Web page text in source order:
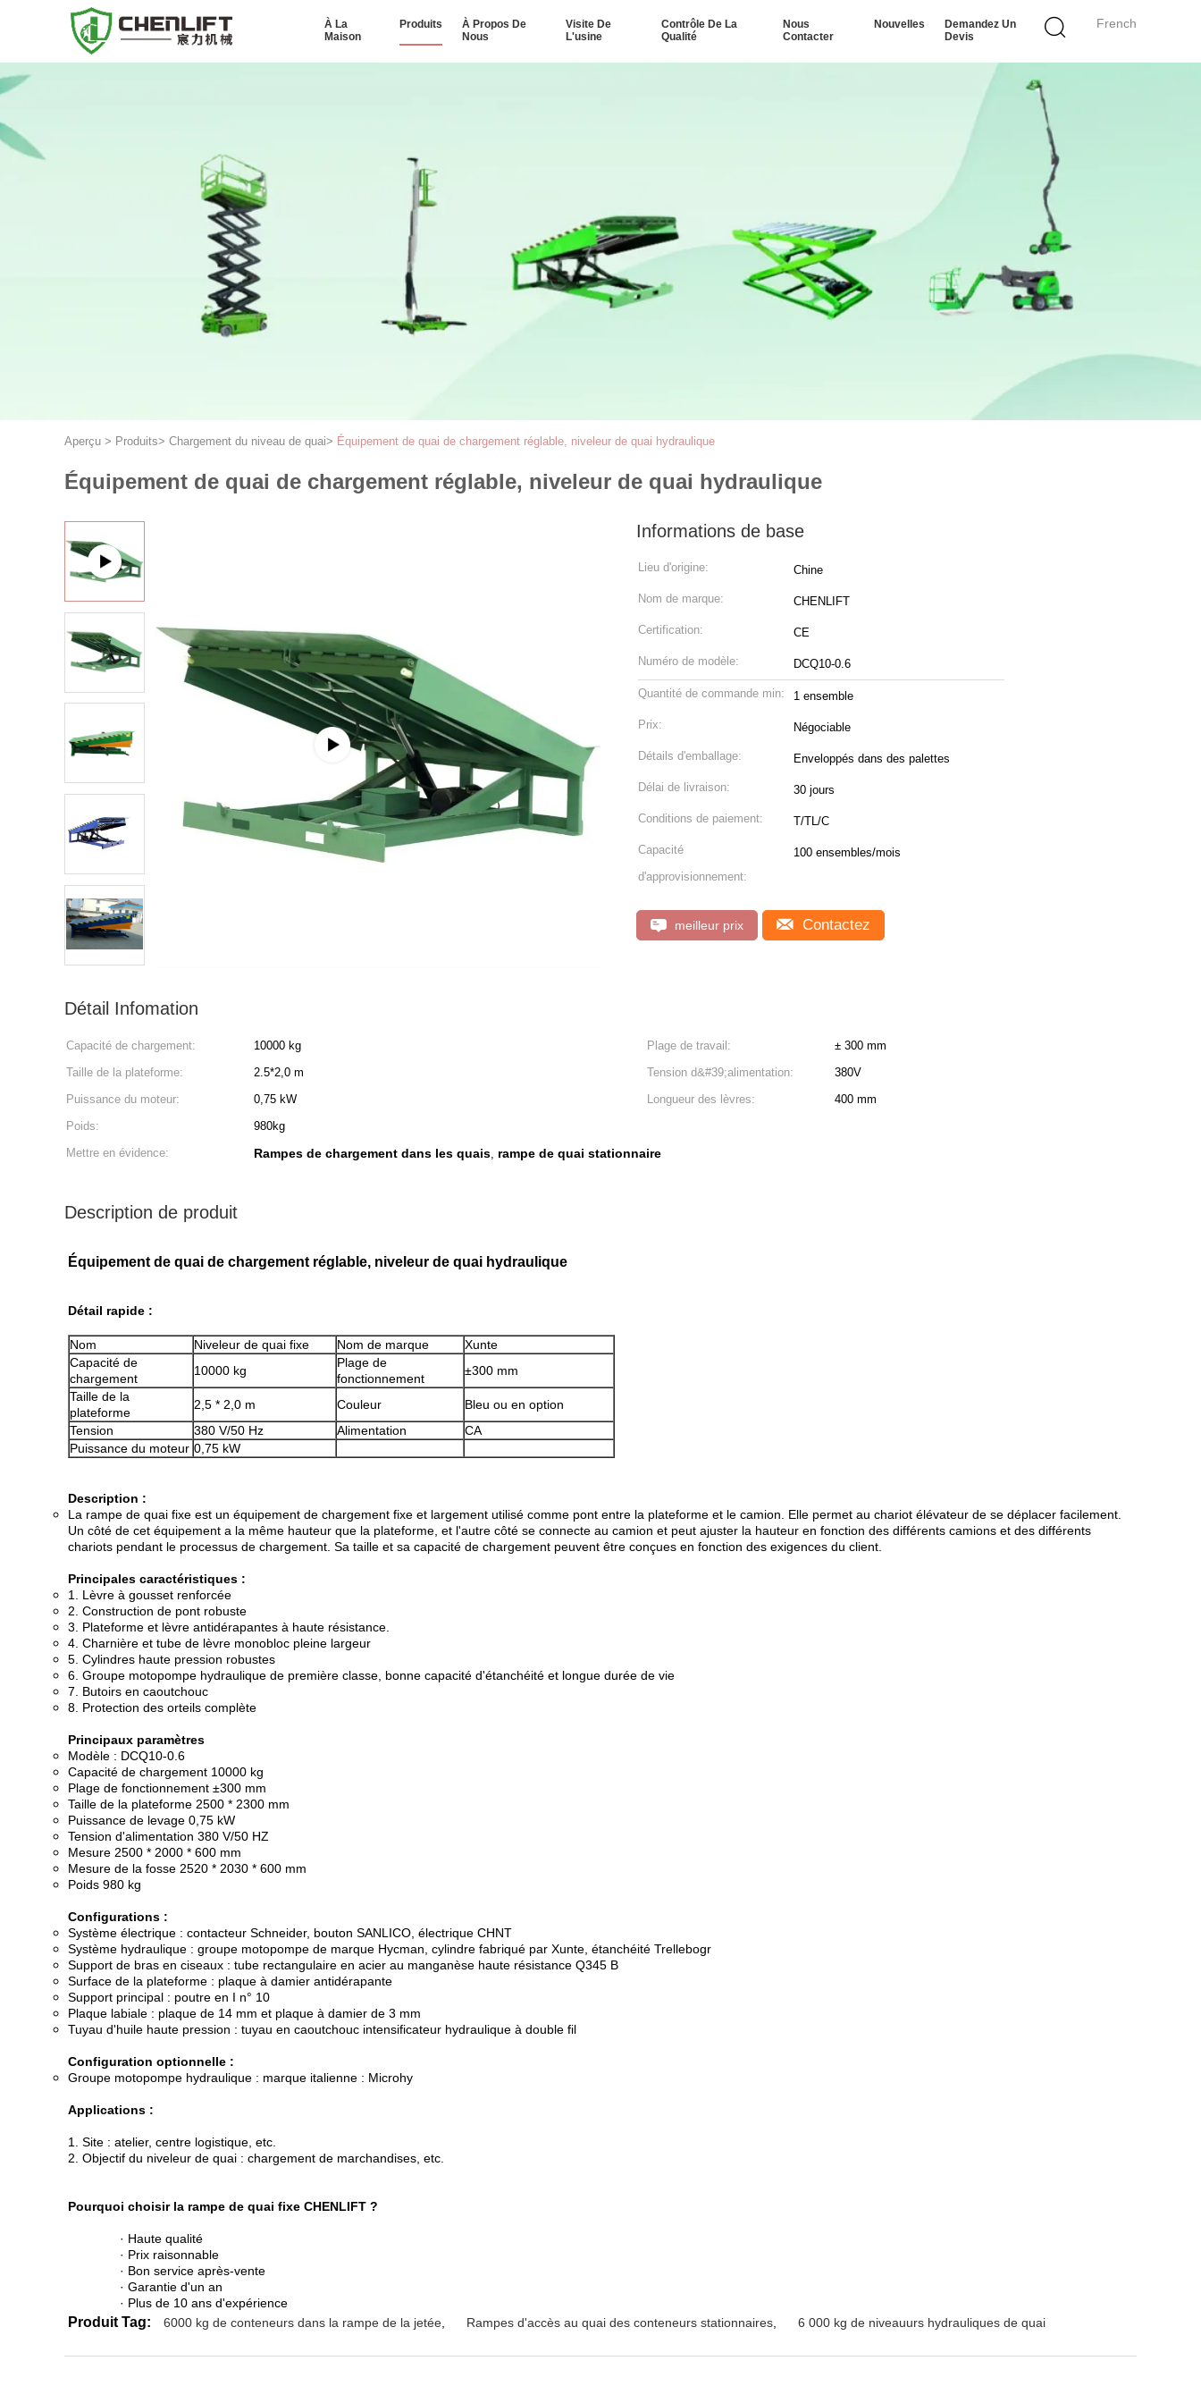
French
À La
Maison
Produits
À Propos De
Nous
Visite De
L'usine
Contrôle De La
Qualité
Nous
Contacter
Nouvelles
Demandez Un
Devis
Aperçu > Produits> Chargement du niveau de quai> Équipement de quai de chargement réglable, niveleur de quai hydraulique
Équipement de quai de chargement réglable, niveleur de quai hydraulique
Informations de base
Lieu d'origine: Chine
Nom de marque: CHENLIFT
Certification: CE
Numéro de modèle: DCQ10-0.6
Quantité de commande min: 1 ensemble
Prix: Négociable
Détails d'emballage: Enveloppés dans des palettes
Délai de livraison: 30 jours
Conditions de paiement: T/TL/C
Capacité
d'approvisionnement:
100 ensembles/mois
meilleur prix Contactez
Détail Infomation
Capacité de chargement: 10000 kg Plage de travail:
± 300 mm
Taille de la plateforme:
2.5*2,0 m Tension d&#39;alimentation:
380V
Puissance du moteur:
0,75 kW Longueur des lèvres:
400 mm
Poids:
980kg
Mettre en évidence:
Rampes de chargement dans les quais, rampe de quai stationnaire
Description de produit
Équipement de quai de chargement réglable, niveleur de quai hydraulique
Détail rapide :
Nom Niveleur de quai fixe Nom de marque
Xunte
Capacité de
chargement
10000 kg
Plage de
fonctionnement
±300 mm
Taille de la
plateforme
2,5 * 2,0 m Couleur
Bleu ou en option
Tension
380 V/50 Hz Alimentation
CA
Puissance du moteur 0,75 kW
Description :
La rampe de quai fixe est un équipement de chargement fixe et largement utilisé comme pont entre la plateforme et le camion. Elle permet au chariot élévateur de se déplacer facilement.
Un côté de cet équipement a la même hauteur que la plateforme, et l'autre côté se connecte au camion et peut ajuster la hauteur en fonction des différents camions et des différents
chariots pendant le processus de chargement. Sa taille et sa capacité de chargement peuvent être conçues en fonction des exigences du client.
Principales caractéristiques :
1. Lèvre à gousset renforcée
2. Construction de pont robuste
3. Plateforme et lèvre antidérapantes à haute résistance.
4. Charnière et tube de lèvre monobloc pleine largeur
5. Cylindres haute pression robustes
6. Groupe motopompe hydraulique de première classe, bonne capacité d'étanchéité et longue durée de vie
7. Butoirs en caoutchouc
8. Protection des orteils complète
Principaux paramètres
Modèle : DCQ10-0.6
Capacité de chargement 10000 kg
Plage de fonctionnement ±300 mm
Taille de la plateforme 2500 * 2300 mm
Puissance de levage 0,75 kW
Tension d'alimentation 380 V/50 HZ
Mesure 2500 * 2000 * 600 mm
Mesure de la fosse 2520 * 2030 * 600 mm
Poids 980 kg
Configurations :
Système électrique : contacteur Schneider, bouton SANLICO, électrique CHNT
Système hydraulique : groupe motopompe de marque Hycman, cylindre fabriqué par Xunte, étanchéité Trellebogr
Support de bras en ciseaux : tube rectangulaire en acier au manganèse haute résistance Q345 B
Surface de la plateforme : plaque à damier antidérapante
Support principal : poutre en I n° 10
Plaque labiale : plaque de 14 mm et plaque à damier de 3 mm
Tuyau d'huile haute pression : tuyau en caoutchouc intensificateur hydraulique à double fil
Configuration optionnelle :
Groupe motopompe hydraulique : marque italienne : Microhy
Applications :
1. Site : atelier, centre logistique, etc.
2. Objectif du niveleur de quai : chargement de marchandises, etc.
Pourquoi choisir la rampe de quai fixe CHENLIFT ?
· Haute qualité
· Prix raisonnable
· Bon service après-vente
· Garantie d'un an
· Plus de 10 ans d'expérience
Produit Tag: 6000 kg de conteneurs dans la rampe de la jetée Rampes d'accès au quai des conteneurs stationnaires 6 000 kg de niveauurs hydrauliques de quai